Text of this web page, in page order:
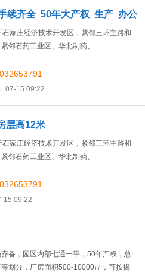
续齐全 50年大产权 生产 办公
家庄经济技术开发区，紧邻三环主路和
邻石药工业区、华北制药、
07-15 09:22
层高12米
家庄经济技术开发区，紧邻三环主路和
邻石药工业区、华北制药、
15 09:22
备，园区内部七通一平，50年产权，总
划分，厂房面积500-10000㎡，可按揭